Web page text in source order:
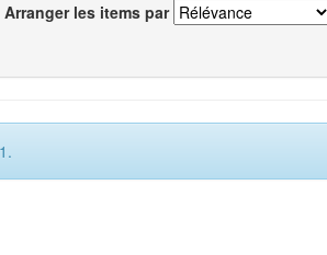
Arranger les items par